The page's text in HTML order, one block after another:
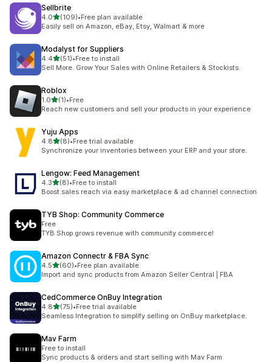
Sellbrite
4.05つ星中
(109)
合計レビュー数：109件
•Free plan available
Easily sell on Amazon, eBay, Etsy, Walmart & more
Modalyst for Suppliers
4.45つ星中
(51)
合計レビュー数：51件
•Free to install
Sell More. Grow Your Sales with Online Retailers & Stockists.
Roblox
1.05つ星中
(1)
合計レビュー数：1件
•Free
Reach new customers and sell your products in your experience
Yuju Apps
4.85つ星中
(8)
合計レビュー数：8件
•Free trial available
Synchronize your inventories between your ERP and your store.
Lengow: Feed Management
4.35つ星中
(8)
合計レビュー数：8件
•Free to install
Boost sales reach via easy marketplace & ad channel connection
TYB Shop: Community Commerce
Free
TYB Shop grows revenue with community commerce!
Amazon Connectr & FBA Sync
4.55つ星中
(60)
合計レビュー数：60件
•Free plan available
Import and sync products from Amazon Seller Central | FBA
CedCommerce OnBuy Integration
4.85つ星中
(75)
合計レビュー数：75件
•Free trial available
Seamless Integration to simplify selling on OnBuy marketplace.
Mav Farm
Free to install
Sync products & orders and start selling with Mav Farm